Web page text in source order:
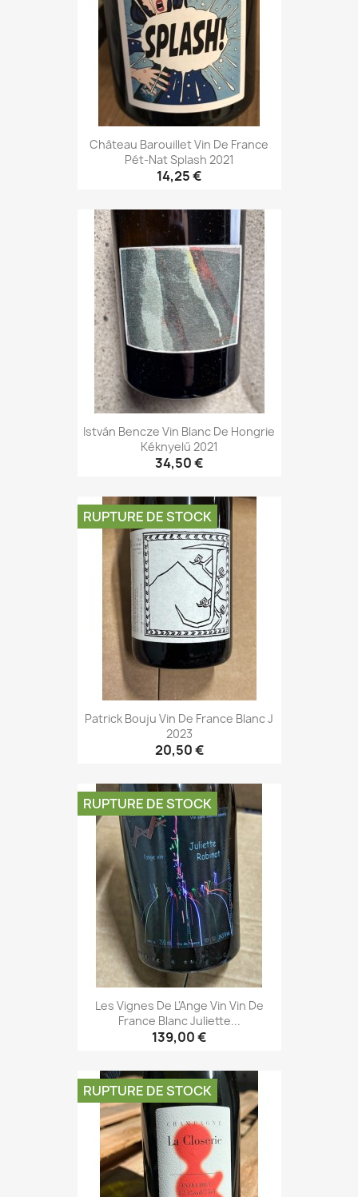
Château Barouillet Vin De France
Pét-Nat Splash 2021
14,25 €
István Bencze Vin Blanc De Hongrie
Kéknyelű 2021
34,50 €
Patrick Bouju Vin De France Blanc J
2023
20,50 €
RUPTURE DE STOCK
Les Vignes De L'Ange Vin Vin De
France Blanc Juliette...
139,00 €
RUPTURE DE STOCK
RUPTURE DE STOCK